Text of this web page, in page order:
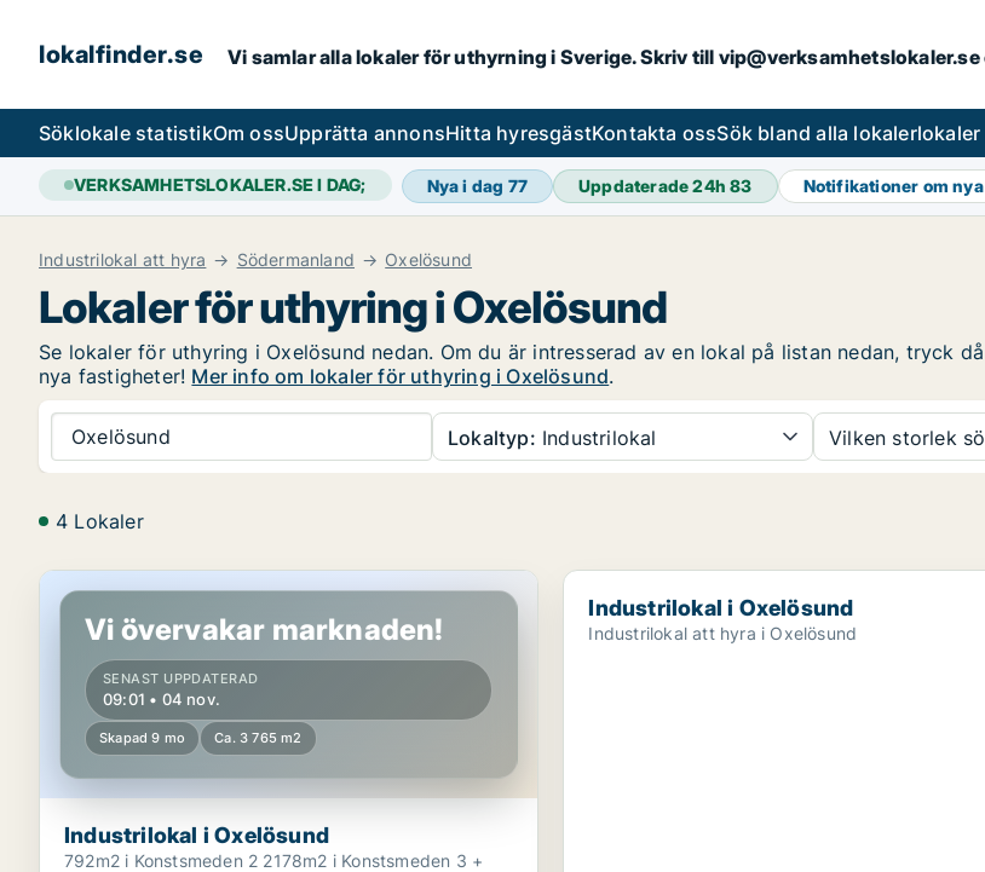
lokalfinder.se Vi samlar alla lokaler för uthyrning i Sverige. Skriv till
Söklokale statistikOm ossUpprätta annonsHitta hyresgästKontakta ossSök bland alla lokaler
VERKSAMHETSLOKALER.SE I DAG; Nya i dag 77 Uppdaterade 24h83 Notifikationer om
Industrilokal att hyra Södermanland Oxelösund
Lokaler för uthyring i Oxelösund
Se lokaler för uthyring i Oxelösund nedan. Om du är intresserad av en lokal på listan nedan, tryck
nya fastigheter! Mer info om lokaler för uthyring i Oxelösund.
Oxelösund Lokaltyp: Industrilokal Vilken storlek
4 Lokaler
Industrilokal i Oxelösund
Vi övervakar marknaden!
SENAST UPPDATERAD
09:01 • 04 nov.
Skapad 9 mo Ca. 3 765 m2
Industrilokal i Oxelösund
792m2 i Konstsmeden 2 2178m2 i Konstsmeden 3 +
Industrilokal i Oxelösund
Industrilokal i Oxelösund
Industrilokal att hyra i Oxelösund